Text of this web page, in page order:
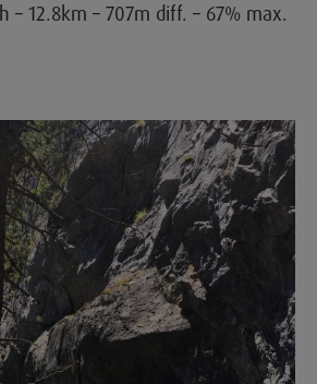
– 12.8km – 707m diff. – 67% max.